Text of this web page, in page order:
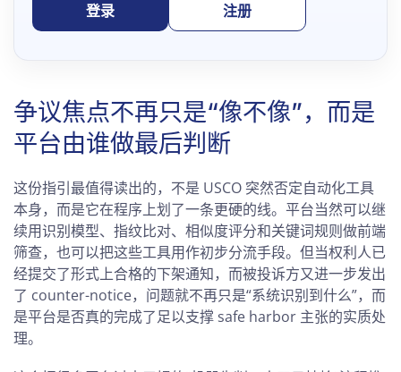
登录 注册
争议焦点不再只是“像不像”，而是
平台由谁做最后判断
这份指引最值得读出的，不是 USCO 突然否定自动化工具
本身，而是它在程序上划了一条更硬的线。平台当然可以继
续用识别模型、指纹比对、相似度评分和关键词规则做前端
筛查，也可以把这些工具用作初步分流手段。但当权利人已
经提交了形式上合格的下架通知，而被投诉方又进一步发出
了 counter-notice，问题就不再只是“系统识别到什么”，而
是平台是否真的完成了足以支撑 safe harbor 主张的实质处
理。